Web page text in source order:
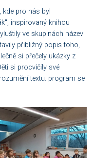
kde pro nás byl
inspirovaný knihou
ve skupinách název
přibližný popis toho,
si přečely ukázky z
si procvičily své
textu. program se